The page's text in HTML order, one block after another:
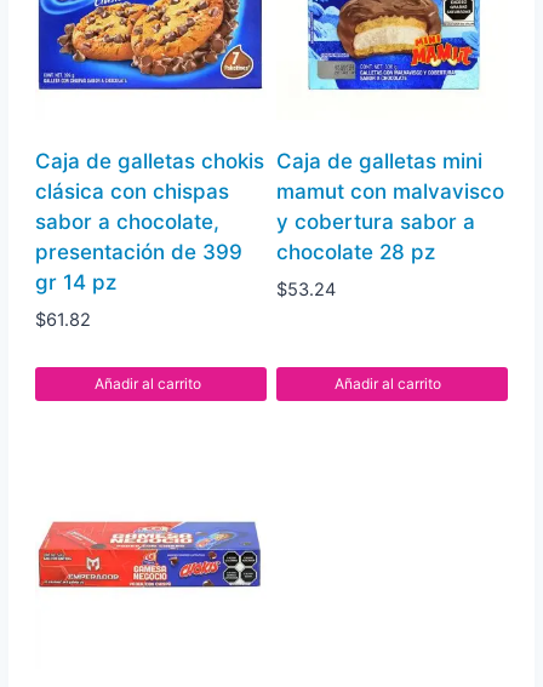
cantidad
Caja de galletas chokis
clásica con chispas
sabor a chocolate,
presentación de 399
gr 14 pz
$61.82
Añadir al carrito
Caja de galletas mini
mamut con malvavisco
y cobertura sabor a
chocolate 28 pz
$53.24
Añadir al carrito